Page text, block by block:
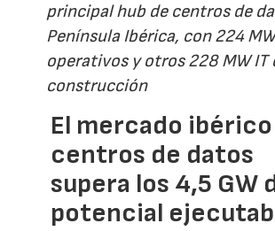
principal hub de centros de
Península Ibérica, con 224
operativos y otros 228 MW IT
construcción
El mercado
centros de datos
supera los 4,5 GW
potencial